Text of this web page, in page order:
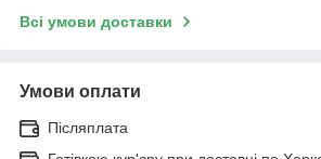
Всі умови доставки
Умови оплати
Післяплата